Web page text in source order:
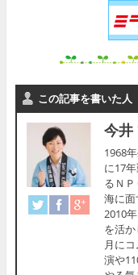
この記事を書いた人
今井
1968
に17
るＮ
海に面
2010
を活
月に
演や